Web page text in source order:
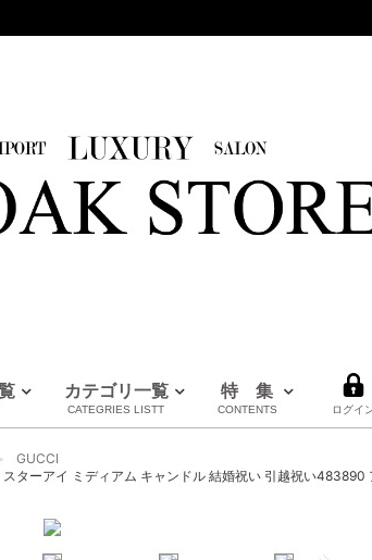
を見る
カテゴリ一覧
CATEGRIES LISTT
特 集
CONTENTS ログイ
GUCCI
スターアイ ミディアム キャンドル 結婚祝い 引越祝い